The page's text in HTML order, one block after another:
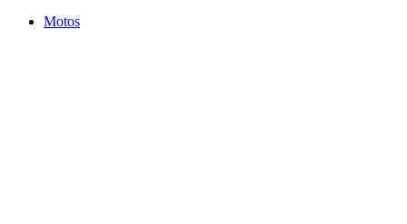
Motos